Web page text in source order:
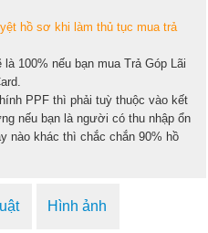
hồ sơ khi làm thủ tục mua trả
100% nếu bạn mua Trả Góp Lãi
PPF thì phải tuỳ thuộc vào kết
nếu bạn là người có thu nhập ổn
nào khác thì chắc chắn 90% hồ
Hình ảnh